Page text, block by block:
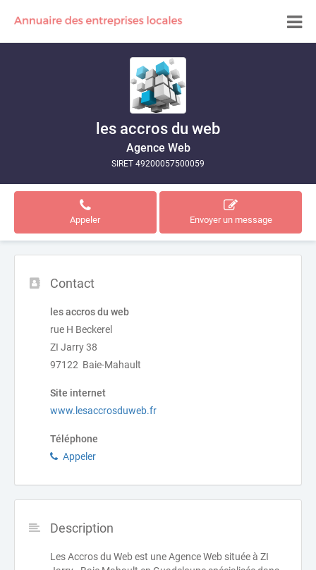
les accros du web
Agence Web
SIRET 49200057500059
Appeler Envoyer un message
Contact
les accros du web
rue H Beckerel
ZI Jarry 38
97122 Baie-Mahault
Site internet
www.lesaccrosduweb.fr
Téléphone
Appeler
Description
Les Accros du Web est une Agence Web située à ZI